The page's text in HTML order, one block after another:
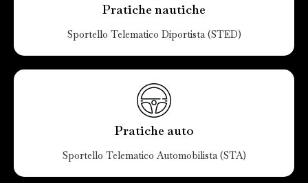
Pratiche nautiche
Sportello Telematico Diportista (STED)
Pratiche auto
Sportello Telematico Automobilista (STA)